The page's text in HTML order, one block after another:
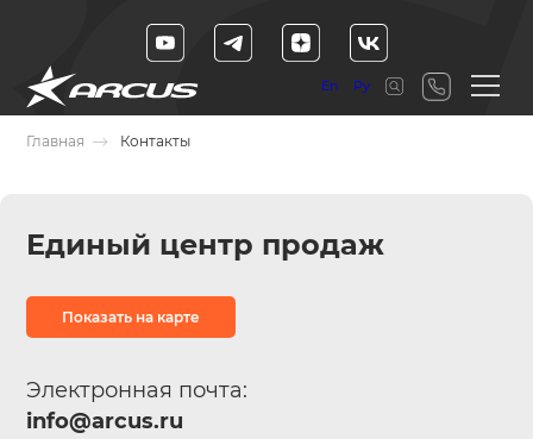
En Ру
Главная Контакты
Единый центр продаж
Показать на карте
Электронная почта:
info@arcus.ru